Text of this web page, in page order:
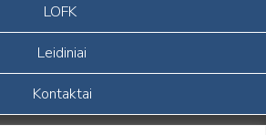
LOFK
Leidiniai
Kontaktai